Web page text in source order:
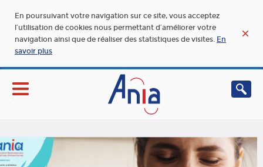
En poursuivant votre navigation sur ce site, vous acceptez
l’utilisation de cookies nous permettant d’améliorer votre
navigation ainsi que de réaliser des statistiques de visites. En
savoir plus